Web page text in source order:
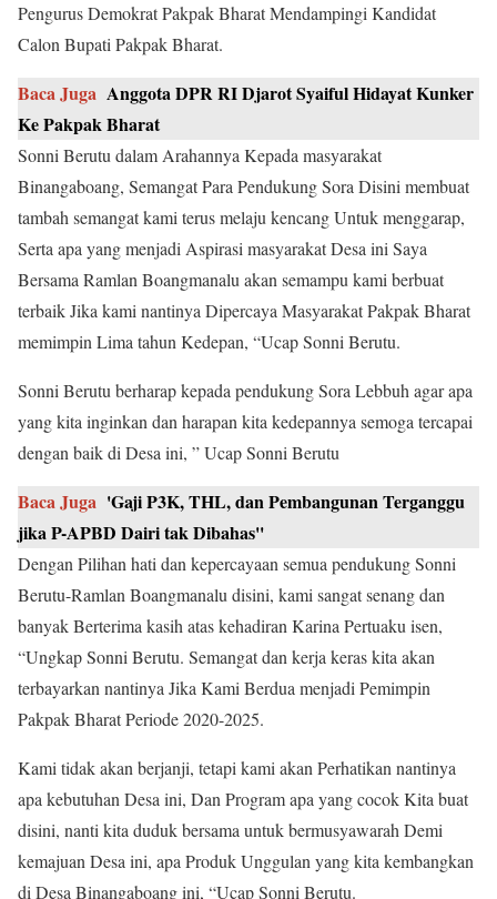
Pengurus Demokrat Pakpak Bharat Mendampingi Kandidat
Calon Bupati Pakpak Bharat.
Baca Juga Anggota DPR RI Djarot Syaiful Hidayat Kunker
Ke Pakpak Bharat
Sonni Berutu dalam Arahannya Kepada masyarakat
Binangaboang, Semangat Para Pendukung Sora Disini membuat
tambah semangat kami terus melaju kencang Untuk menggarap,
Serta apa yang menjadi Aspirasi masyarakat Desa ini Saya
Bersama Ramlan Boangmanalu akan semampu kami berbuat
terbaik Jika kami nantinya Dipercaya Masyarakat Pakpak Bharat
memimpin Lima tahun Kedepan, “Ucap Sonni Berutu.
Sonni Berutu berharap kepada pendukung Sora Lebbuh agar apa
yang kita inginkan dan harapan kita kedepannya semoga tercapai
dengan baik di Desa ini, ” Ucap Sonni Berutu
Baca Juga 'Gaji P3K, THL, dan Pembangunan Terganggu
jika P-APBD Dairi tak Dibahas''
Dengan Pilihan hati dan kepercayaan semua pendukung Sonni
Berutu-Ramlan Boangmanalu disini, kami sangat senang dan
banyak Berterima kasih atas kehadiran Karina Pertuaku isen,
“Ungkap Sonni Berutu. Semangat dan kerja keras kita akan
terbayarkan nantinya Jika Kami Berdua menjadi Pemimpin
Pakpak Bharat Periode 2020-2025.
Kami tidak akan berjanji, tetapi kami akan Perhatikan nantinya
apa kebutuhan Desa ini, Dan Program apa yang cocok Kita buat
disini, nanti kita duduk bersama untuk bermusyawarah Demi
kemajuan Desa ini, apa Produk Unggulan yang kita kembangkan
di Desa Binangaboang ini, “Ucap Sonni Berutu.